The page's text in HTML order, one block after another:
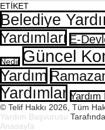
ETİKET
Belediye
Yardımları E-
Nedir Güncel
Yardım
Yardımlar
© Telif Hakkı 2026, Tüm
Yardım Başvurusu
Anasayfa